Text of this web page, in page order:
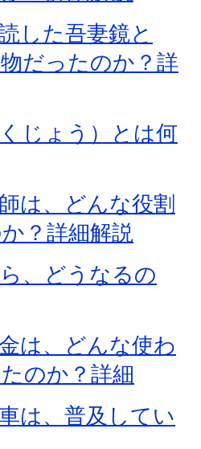
した吾妻鏡と
だったのか？詳
じょう）とは何
は、どんな役割
？詳細解説
、どうなるの
は、どんな使わ
のか？詳細
は、普及してい